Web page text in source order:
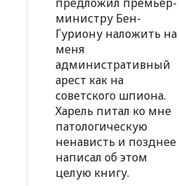
предложил премьер-
министру Бен-
Гуриону наложить на
меня
административный
арест как на
советского шпиона.
Харель питал ко мне
патологическую
ненависть и позднее
написал об этом
целую книгу.